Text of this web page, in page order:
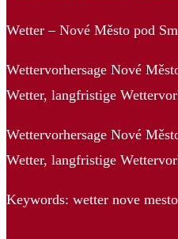
Wetter – Nové Město pod
Wettervorhersage Nové
Wetter, langfristige
Wettervorhersage Nové
Wetter, langfristige
Keywords: wetter nove